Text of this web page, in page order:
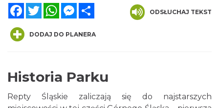
FacebookTwitterWhatsAppMessenger
ODSŁUCHAJ TEKST
DODAJ DO PLANERA
Historia Parku
Repty Śląskie zaliczają się do najstarszych